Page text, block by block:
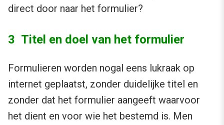
direct door naar het formulier?
3 Titel en doel van het formulier
Formulieren worden nogal eens lukraak op
internet geplaatst, zonder duidelijke titel en
zonder dat het formulier aangeeft waarvoor
het dient en voor wie het bestemd is. Men